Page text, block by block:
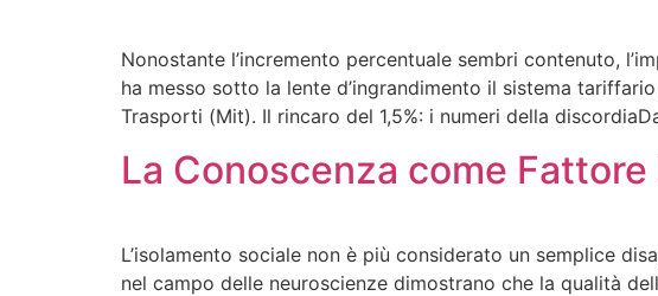
Nonostante l’incremento percentuale sembri contenuto,
ha messo sotto la lente d’ingrandimento il sistema
Trasporti (Mit). Il rincaro del 1,5%: i numeri della
La Conoscenza come
L’isolamento sociale non è più considerato un semplice
nel campo delle neuroscienze dimostrano che la qualità